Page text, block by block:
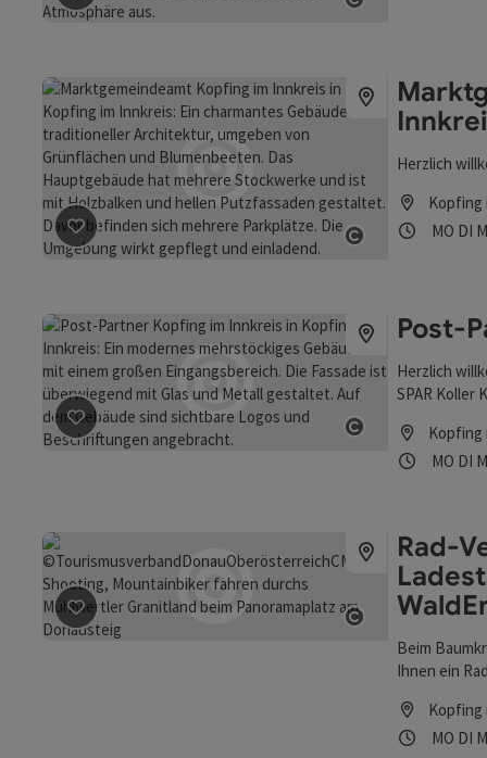
Beitrag merken : Kinderspielplatz Kopfing
Beitrag merken: Marktgemeindeamt Kopfing im
Herzlich
Kopfing
MO DI
Copyright
Beitrag merken: Post-Partner Kopfing im Innkreis
Post-
Herzlich
SPAR Koller
Kopfing
MO DI
Copyright
Beitrag merken : Rad-Verleih und E-Bike-Ladestation
Rad-
Beim
Ihnen ein
Kopfing
MO DI